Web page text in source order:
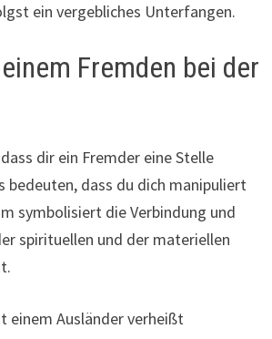
ein vergebliches Unterfangen.
Fremden bei der
dir ein Fremder eine Stelle
bedeuten, dass du dich manipuliert
symbolisiert die Verbindung und
spirituellen und der materiellen
einem Ausländer verheißt